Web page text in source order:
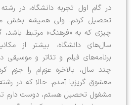
در گام اول تجربه دانشگاه، در
تحصیل کردم. ولی همیشه بخش
چیزی که به «فرهنگ» مرتبط باشد،
سال‌های دانشگاه، بیشتر از
برنامه‌های فیلم و تئاتر و
چند سال، بالاخره عزم‌ام را
معشوق گریزپا آمدم. حالا که در
مشغول تحصیل هستم، دوست دارم